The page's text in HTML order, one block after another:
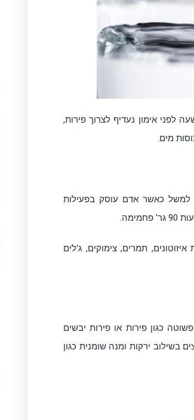
לפני אימון נעדיף לצרוך פירות,
למשל כאשר אדם עוסק בפעילות
תמרים, צימוקים, ג'לים
כגון פירות או פירות יבשים
בשילוב ירקות ומנה שומנית כגון